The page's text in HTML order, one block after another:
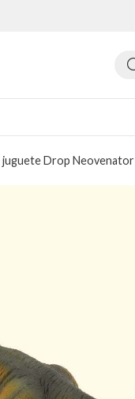
juguete Drop Neovenator